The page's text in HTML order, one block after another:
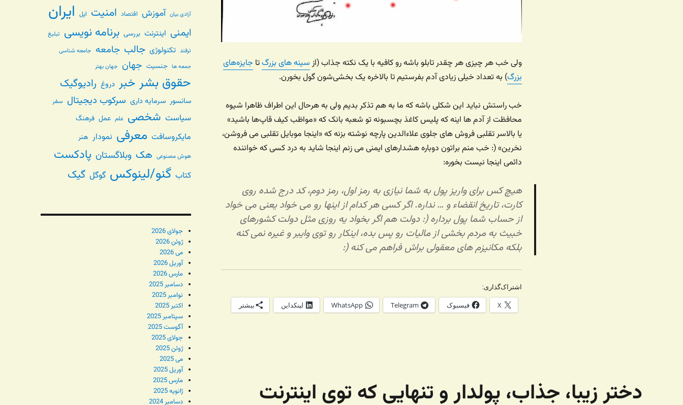
ولی خب هر چیزی هر چقدر تابلو باشه رو کافیه با یک نکته جذاب (از سینه های بزرگتا جایزه‌های
بزرگ) به تعداد خیلی زیادی آدم بفرستیم تا بالاخره یک بخشی‌شون گول بخورن.
خب راستش نباید این شکلی باشه که ما به هم تذکر بدیم ولی به هرحال این اطراف ظاهرا شیوه
محافظت از آدم ها اینه که پلیس کاغذ بچسبونه تو شعبه بانک که «مواظب کیف قاپ‌ها باشید»
یا بالاسر تقلبی فروش های جلوی علاءالدین پارچه نوشته بزنه که «اینجا موبایل تقلبی می فروشن،
نخرین» (: خب منم براتون دوباره هشدارهای ایمنی می زنم اینجا شاید به درد کسی که خواننده
دائمی اینجا نیست بخوره:
هیچ کس برای واریز پول به شما نیازی به رمز اول، رمز دوم، کد درج شده روی
کارت، تاریخ انقضاء و … نداره. اگر کسی هر کدام از اینها رو می خواد یعنی می خواد
از حساب شما پول برداره (: دولت هم اگر بخواد یه روزی مثل دولت کشورهای
خبیث به مردم بخشی از مالیات رو پس بده، اینکار رو توی وایبر و غیره نمی کنه
بلکه مکانیزم های معقولی براش فراهم می کنه (:
اشتراک‌گذاری:
X فیسبوک Telegram
WhatsApp لینکداین بیشتر
دختر زیبا، جذاب، پولدار و تنهایی که توی اینترنت
آزادی بیان آموزش اقتصاد امنیت اپل ایران
ایمنی اینترنت بررسی برنامه نویسی تبلیغ
ترفند تکنولوژی جالب جامعه جامعه شناسی
جمعه ها جنسیت جهان جهان بهتر
حقوق بشر خبر دروغ رادیوگیک
سانسور سرمایه داری سرکوب دیجیتال سفر
سیاست شخصی علم عمل فرهنگ
مایکروسافت معرفی نمودار هنر
هوش مصنوعی هک وبلاگستان پادکست
کتاب گنو/لینوکس گوگل گیک
جولای 2026
ژوئن 2026
می 2026
آوریل 2026
مارس 2026
دسامبر 2025
نوامبر 2025
اکتبر 2025
سپتامبر 2025
آگوست 2025
جولای 2025
ژوئن 2025
می 2025
آوریل 2025
مارس 2025
ژانویه 2025
دسامبر 2024